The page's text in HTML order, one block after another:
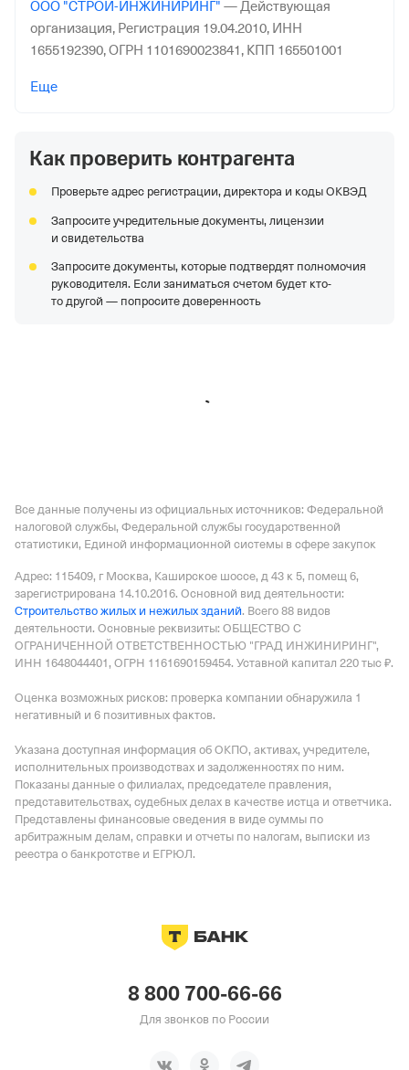
ООО "СТРОЙ-ИНЖИНИРИНГ" — Действующая
организация, Регистрация 19.04.2010, ИНН
1655192390,ОГРН 1101690023841, КПП 165501001
ООО "ЭКСПЕРТСТРОЙПРОЕКТ"
ООО "ИНЖСТРОЙ-ИННОВАЦИИ"— Действующая
5050132940,ОГРН 1175050006097,КПП 500301001
ООО "ПСМК"—Действующая организация,
Регистрация 29.12.2017,
1172468075581,КПП 245701001
ООО "УПТК СК МОСТ"—Действующая организация,
Еще
Как проверить контрагента
Проверьте адрес регистрации, директора и коды ОКВЭД
Запросите учредительные документы, лицензии
и свидетельства
Запросите документы, которые подтвердят полномочия
руководителя. Если заниматься счетом будет кто-
то другой — попросите доверенность
Все данные получены из официальных источников: Федеральной
налоговой службы, Федеральной службы государственной
статистики, Единой информационной системы в сфере закупок
Адрес: 115409, г Москва, Каширское шоссе, д 43 к 5, помещ 6,
зарегистрирована 14.10.2016. Основной вид деятельности:
Строительство жилых и нежилых зданий. Всего 88 видов
деятельности. Основные реквизиты: ОБЩЕСТВО С
ОГРАНИЧЕННОЙ ОТВЕТСТВЕННОСТЬЮ "ГРАД ИНЖИНИРИНГ",
ИНН 1648044401, ОГРН 1161690159454. Уставной капитал 220 тыс ₽.
Оценка возможных рисков: проверка компании обнаружила 1
негативный и 6 позитивных фактов.
Указана доступная информация об ОКПО, активах, учредителе,
исполнительных производствах и задолженностях по ним.
Показаны данные о филиалах, председателе правления,
представительствах, судебных делах в качестве истца и ответчика.
Представлены финансовые сведения в виде суммы по
арбитражным делам, справки и отчеты по налогам, выписки из
реестра о банкротстве и ЕГРЮЛ.
8 800 700-66-66
Для звонков по России